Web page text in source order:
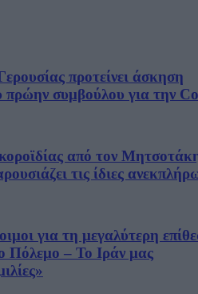
προτείνει άσκηση
πρώην συμβούλου για την
από τον
τις ίδιες
για τη μεγαλύτερη
Πόλεμο – Το Ιράν μας